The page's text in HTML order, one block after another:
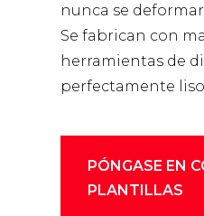
nunca se
Se fabrican con
herramientas de
perfectamente
PÓNGASE EN
PLANTILLAS